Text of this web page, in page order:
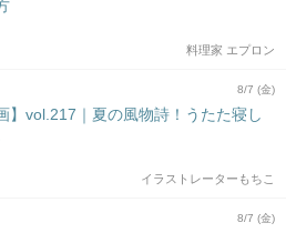
料理家 エプロン
8/7 (金)
】vol.217｜夏の風物詩！うたた寝し
イラストレーターもちこ
8/7 (金)